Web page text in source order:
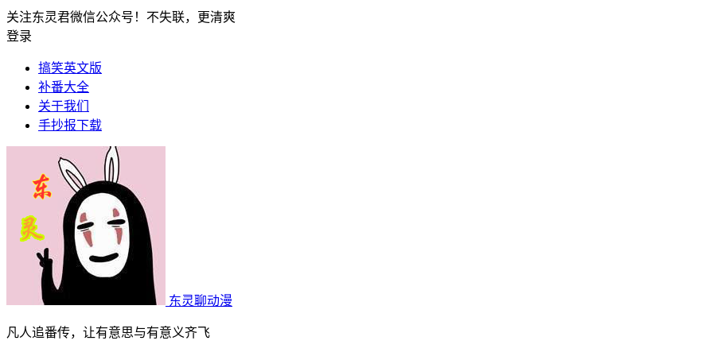
关注东灵君微信公众号！不失联，更清爽
登录
搞笑英文版
补番大全
关于我们
手抄报下载
东灵聊动漫
凡人追番传，让有意思与有意义齐飞